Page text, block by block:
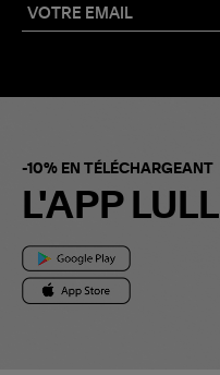
-10% EN TÉLÉCHARGEANT
L'APP LULLI